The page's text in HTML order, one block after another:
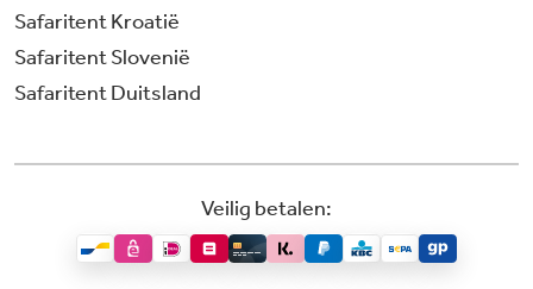
Safaritent Kroatië
Safaritent Slovenië
Safaritent Duitsland
Veilig betalen: